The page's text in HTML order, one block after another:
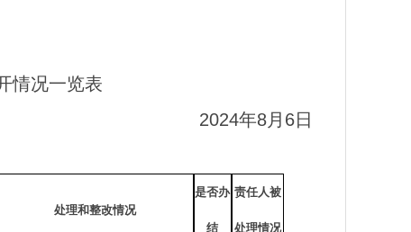
情况一览表
2024年8月6日
处理和整改情况
是否办
结
责任人被
处理情况